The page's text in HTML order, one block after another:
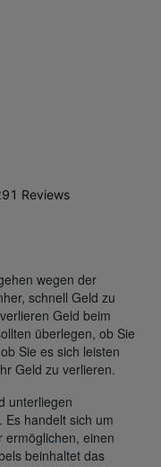
wegen der
schnell Geld zu
Geld beim
überlegen, ob Sie
Sie es sich leisten
Geld zu verlieren.
unterliegen
Es handelt sich um
ermöglichen, einen
beinhaltet das